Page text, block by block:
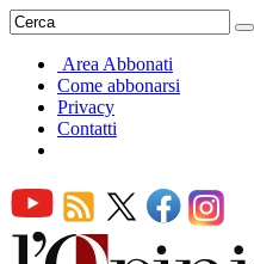
Area Abbonati
Come abbonarsi
Privacy
Contatti